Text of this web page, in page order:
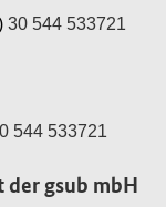
30 544 533721
544 533721
gsub mbH